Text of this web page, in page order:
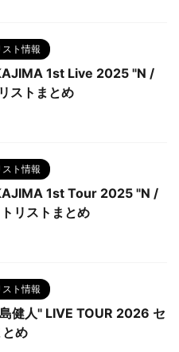
ト情報
1st Live 2025 "N /
ストまとめ
ト情報
1st Tour 2025 "N /
リストまとめ
ト情報
健人" LIVE TOUR 2026 セ
め